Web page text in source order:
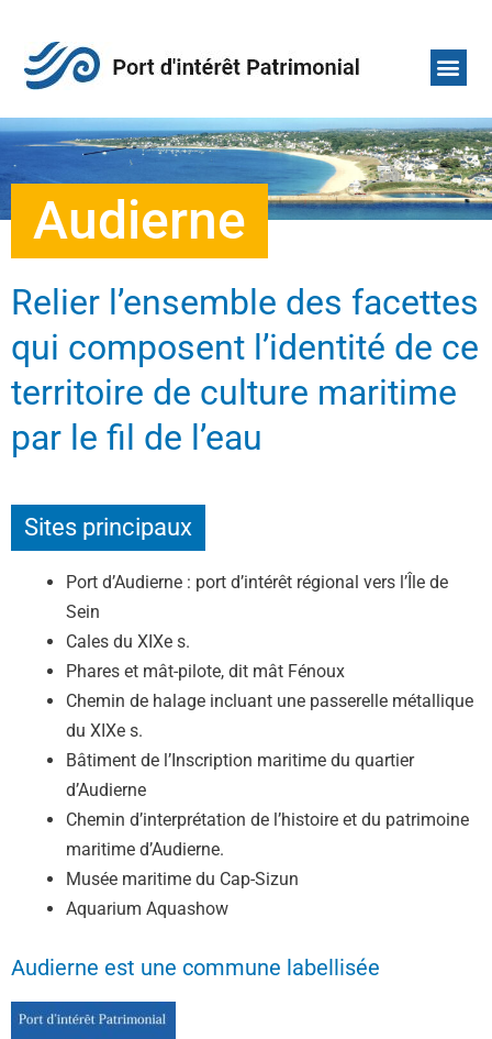
Audierne
Relier l’ensemble des facettes
qui composent l’identité de ce
territoire de culture maritime
par le fil de l’eau
Sites principaux
Port d’Audierne : port d’intérêt régional vers l’Île de
Sein
Cales du XIXe s.
Phares et mât-pilote, dit mât Fénoux
Chemin de halage incluant une passerelle métallique
du XIXe s.
Bâtiment de l’Inscription maritime du quartier
d’Audierne
Chemin d’interprétation de l’histoire et du patrimoine
maritime d’Audierne.
Musée maritime du Cap-Sizun
Aquarium Aquashow
Audierne est une commune labellisée